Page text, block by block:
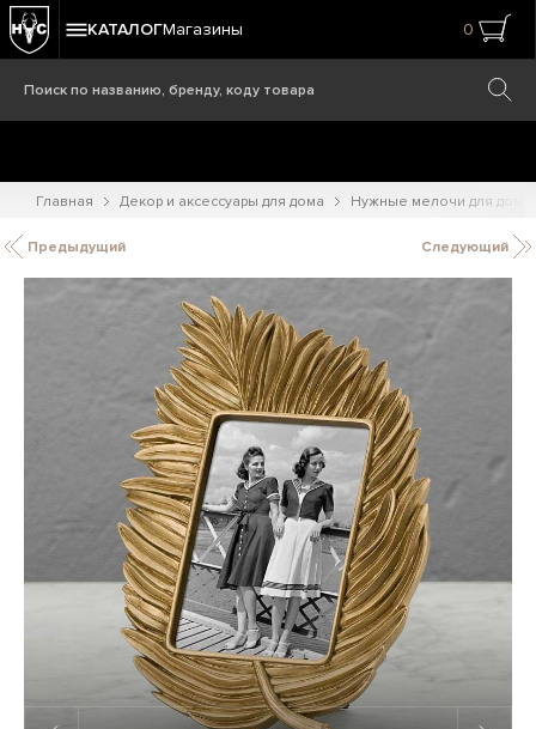
КАТАЛОГМагазины 0
Главная Декор и аксессуары для дома Нужные мелочи для дома
Предыдущий Следующий